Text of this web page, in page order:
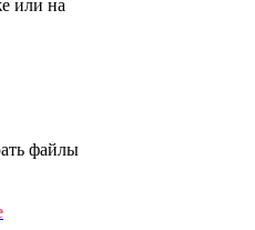
или на
файлы